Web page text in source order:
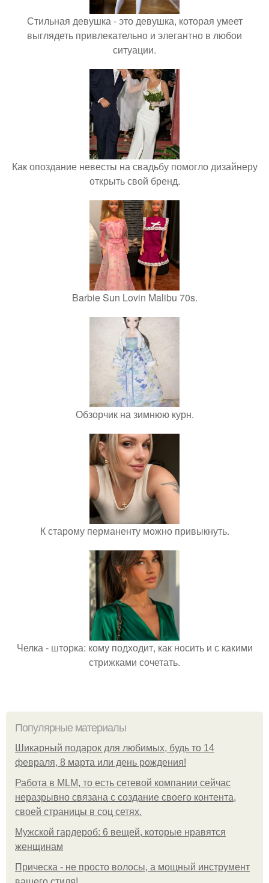
Стильная девушка - это девушка, которая умеет
выглядеть привлекательно и элегантно в любои
ситуации.
Как опоздание невесты на свадьбу помогло дизайнеру
открыть свой бренд.
Barbie Sun Lovin Malibu 70s.
Обзорчик на зимнюю курн.
К старому перманенту можно привыкнуть.
Челка - шторка: кому подходит, как носить и с какими
стрижками сочетать.
Популярные материалы
Шикарный подарок для любимых, будь то 14
февраля, 8 марта или день рождения!
Работа в MLM, то есть сетевой компании сейчас
неразрывно связана с создание своего контента,
своей страницы в соц сетях.
Мужской гардероб: 6 вещей, которые нравятся
женщинам
Прическа - не просто волосы, а мощный инструмент